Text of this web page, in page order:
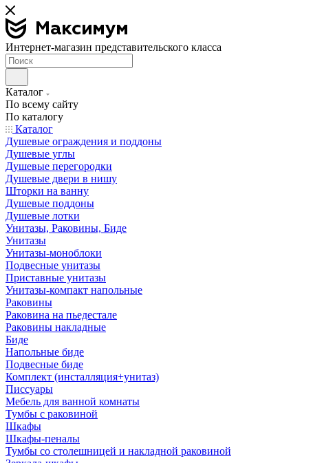
Интернет-магазин представительского класса
Каталог
По всему сайту
По каталогу
Каталог
Душевые ограждения и поддоны
Душевые углы
Душевые перегородки
Душевые двери в нишу
Шторки на ванну
Душевые поддоны
Душевые лотки
Унитазы, Раковины, Биде
Унитазы
Унитазы-моноблоки
Подвесные унитазы
Приставные унитазы
Унитазы-компакт напольные
Раковины
Раковина на пьедестале
Раковины накладные
Биде
Напольные биде
Подвесные биде
Комплект (инсталляция+унитаз)
Писсуары
Мебель для ванной комнаты
Тумбы с раковиной
Шкафы
Шкафы-пеналы
Тумбы со столешницей и накладной раковиной